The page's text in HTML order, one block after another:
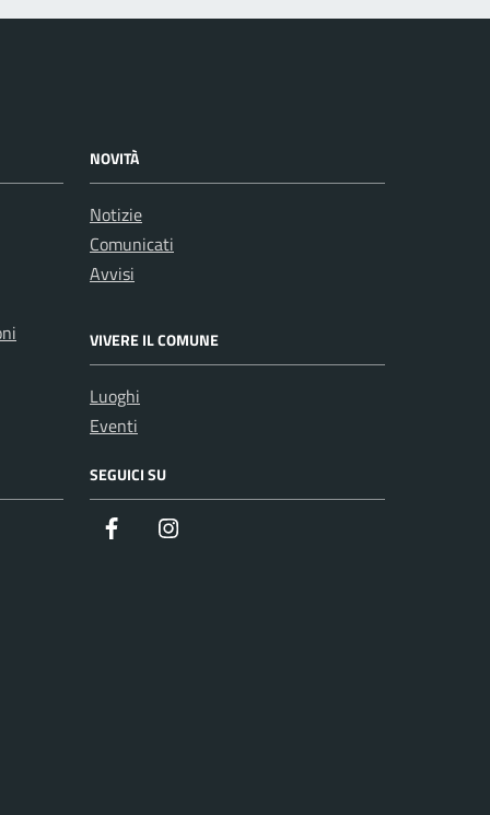
NOVITÀ
Notizie
Comunicati
Avvisi
VIVERE IL COMUNE
Luoghi
Eventi
SEGUICI SU
Facebook